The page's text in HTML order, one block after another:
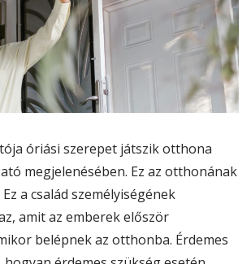
óriási szerepet játszik otthona
megjelenésében. Ez az otthonának
a család személyiségének
amit az emberek először
belépnek az otthonba. Érdemes